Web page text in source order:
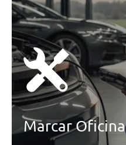
Marcar Oficina